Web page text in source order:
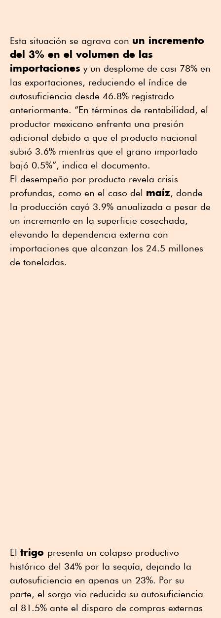
Esta situación se agrava con un incremento
del 3% en el volumen de las
importaciones y un desplome de casi 78% en
las exportaciones, reduciendo el índice de
autosuficiencia desde 46.8% registrado
anteriormente. “En términos de rentabilidad, el
productor mexicano enfrenta una presión
adicional debido a que el producto nacional
subió 3.6% mientras que el grano importado
bajó 0.5%”, indica el documento.
El desempeño por producto revela crisis
profundas, como en el caso del maíz, donde
la producción cayó 3.9% anualizada a pesar de
un incremento en la superficie cosechada,
elevando la dependencia externa con
importaciones que alcanzan los 24.5 millones
de toneladas.
El trigo presenta un colapso productivo
histórico del 34% por la sequía, dejando la
autosuficiencia en apenas un 23%. Por su
parte, el sorgo vio reducida su autosuficiencia
al 81.5% ante el disparo de compras externas